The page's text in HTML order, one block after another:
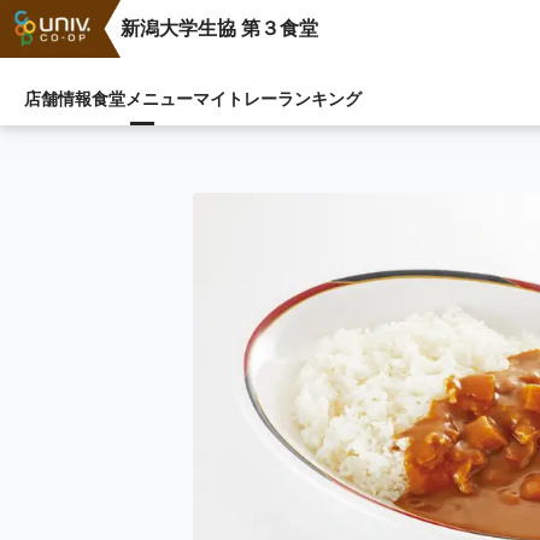
新潟大学生協 第３食堂
店舗情報食堂メニューマイトレーランキング